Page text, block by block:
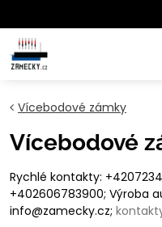
Vícebodové zámky
Vícebodové
Rychlé kontakty:
+402606783900; Výroba
info@zamecky.cz;